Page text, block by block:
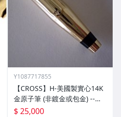
Y1087717855
【CROSS】H-美國製實心14K
金原子筆 (非鍍金或包金) --您
的身分地位配用這絕稀珍品
$ 25,000